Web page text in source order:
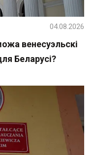
венесуэльскі
Беларусі?
04.08.2026